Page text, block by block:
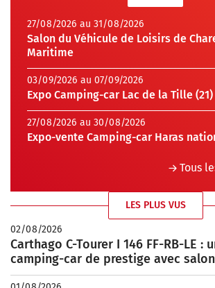
27/08/2026 au 31/08/2026
Salon du Véhicule de Loisirs de
Maritime
03/09/2026 au 07/09/2026
Expo Camping-car Lac de la Tille (21)
27/08/2026 au 30/08/2026
Expo-vente Camping-car Haras
Tous
LES PLUS VUS
02/08/2026
Carthago C-Tourer I 146 FF-RB-LE :
camping-car de prestige avec